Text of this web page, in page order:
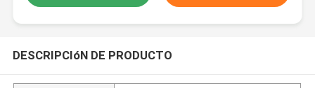
DESCRIPCIóN DE PRODUCTO